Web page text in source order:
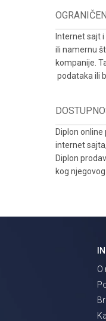
Internet sajt
ili namernu
kompanije.
podataka ili
Diplon
internet
Diplon
kog njegovog
O